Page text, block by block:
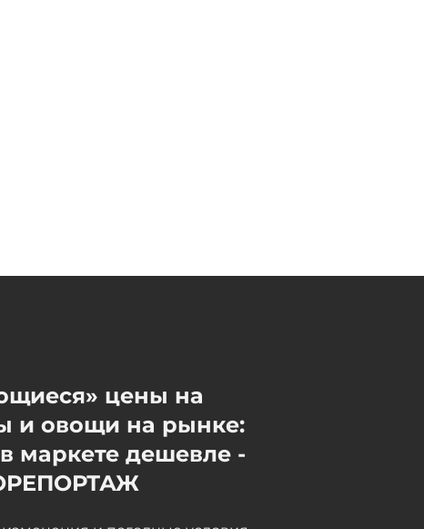
цены на
и овощи на рынке:
маркете дешевле -